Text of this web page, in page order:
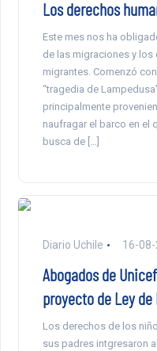
Los derechos
Este mes nos ha
de las migraciones y
migrantes. Comenzó
“tragedia de
principalmente
naufragar el barco en el
busca de […]
Diario Uchile 16-
Abogados de
proyecto de Ley
Los derechos de los
sus padres intgresaron